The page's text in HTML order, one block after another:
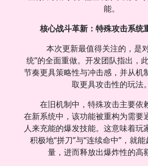
能。
核心战斗革新：特殊攻击系统
本次更新最值得关注的，是
统”的全面重做。开发团队指出，
节奏更具策略性与冲击感，并从机
取更具攻击性的玩法。
在旧机制中，特殊攻击主要依
在新系统中，该功能被重构为需要
人来充能的爆发技能。这意味着玩
积极地“拼刀”与“连续命中”，就
量，进而释放出爆炸性的高